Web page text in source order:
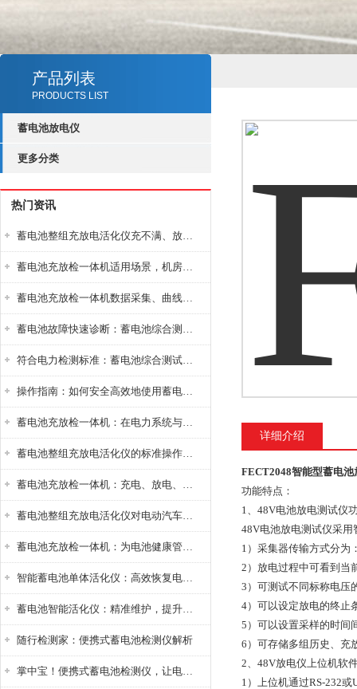
产品列表
PRODUCTS LIST
蓄电池放电仪
更多分类
热门资讯
蓄电池整组充放电活化仪充不满、放不完怎么办？
蓄电池充放检一体机适用场景，机房基站变电站铅酸蓄电池维护检测应用
蓄电池充放检一体机数据采集、曲线分析与电池健康状态智能评估功能详解
蓄电池故障快速诊断：蓄电池综合测试仪判断落后电池的方法与标准
符合电力检测标准：蓄电池综合测试仪测试规范与精度校准方法详解
操作指南：如何安全高效地使用蓄电池智能活化仪？
蓄电池充放检一体机：在电力系统与储能设备中的创新应用，确保蓄电池性能与可靠性
蓄电池整组充放电活化仪的标准操作流程：从接线设置到充放电参数设定的安全规范
蓄电池充放检一体机：充电、放电、检测三功能集成设备
蓄电池整组充放电活化仪对电动汽车电池有帮助吗？
蓄电池充放检一体机：为电池健康管理提供一站式解决方案
智能蓄电池单体活化仪：高效恢复电池性能，延长蓄电池使用寿命
蓄电池智能活化仪：精准维护，提升电池健康状态
随行检测家：便携式蓄电池检测仪解析
掌中宝！便携式蓄电池检测仪，让电池检测变得简单又快捷！
详细介绍
FECT2048智能型蓄电池
功能特点：
1、48V电池放电测试仪
48V电池放电测试仪采
1）采集器传输方式分为
2）放电过程中可看到当
3）可测试不同标称电压
4）可以设定放电的终止
5）可以设置采样的时间
6）可存储多组历史、充
2、48V放电仪上位机软
1）上位机通过RS-232